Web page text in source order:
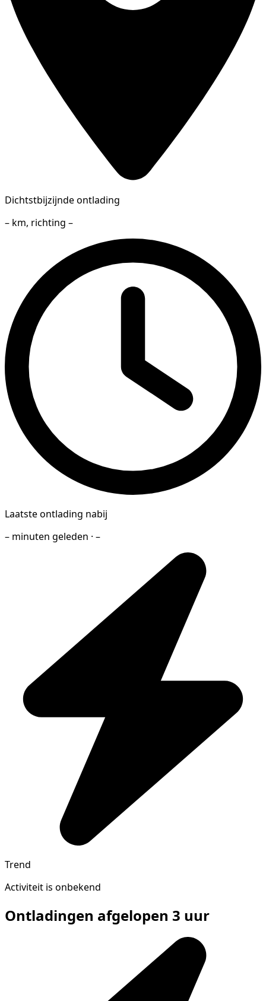
Dichtstbijzijnde ontlading
– km, richting –
Laatste ontlading nabij
– minuten geleden · –
Trend
Activiteit is onbekend
Ontladingen afgelopen 3 uur